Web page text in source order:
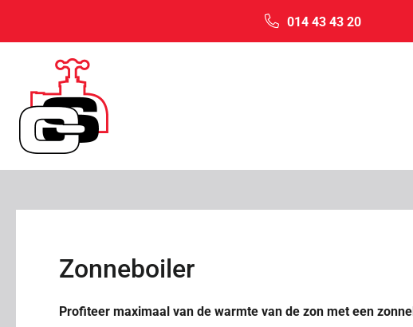
014 43 43 20
Zonneboiler
Profiteer maximaal van de warmte van de zon met een